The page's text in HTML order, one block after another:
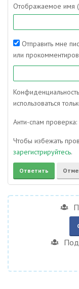
Отображаемое имя
Отправить мне
или
использоваться
Анти-спам проверка:
Чтобы избежать
зарегистрируйтесь.